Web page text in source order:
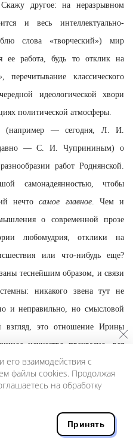
Скажу другое: на неразрывном
и весь интеллектуально-
слова «творческий») мир
ее работа, будь то отклик на
классического
идеологической хвори
политической атмосферы.
(например — сегодня, Л. И.
— С. И. Чуприниным) о
работ Роднянской.
самонадеянностью, чтобы
нечтосамое главное. Чем и
о современной прозе
любомудрия, отклики на
или что-нибудь еще?
теснейшим образом, и связи
никакого звена тут не
и неправильно, но смысловой
взгляд, это отношение Ирины
искусство прекрасно, вся
у поэзии «особенная стать». Как
не раз и не два. В разных
она, в частности, слова
. С понятной оговоркой, что
да только эта неправота
его взаимодействия с
файлы cookies. Продолжая
на обработку
Принять